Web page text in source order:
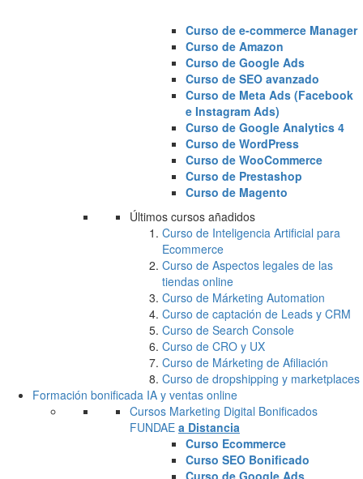
Curso de e-commerce Manager
Curso de Amazon
Curso de Google Ads
Curso de SEO avanzado
Curso de Meta Ads (Facebook
e Instagram Ads)
Curso de Google Analytics 4
Curso de WordPress
Curso de WooCommerce
Curso de Prestashop
Curso de Magento
Últimos cursos añadidos
Curso de Inteligencia Artificial para
Ecommerce
Curso de Aspectos legales de las
tiendas online
Curso de Márketing Automation
Curso de captación de Leads y CRM
Curso de Search Console
Curso de CRO y UX
Curso de Márketing de Afiliación
Curso de dropshipping y marketplaces
Formación bonificada IA y ventas online
Cursos Marketing Digital Bonificados
FUNDAE a Distancia
Curso Ecommerce
Curso SEO Bonificado
Curso de Google Ads